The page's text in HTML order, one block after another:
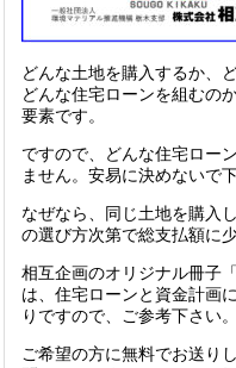
どんな土地を購入するか、
どんな住宅ローンを組むの
要素です。
ですので、どんな住宅ロー
ません。安易に決めないで下
なぜなら、同じ土地を購入
の選び方次第で総支払額に
相互企画のオリジナル冊子
は、住宅ローンと資金計画
りですので、ご参考下さい。
ご希望の方に無料でお送り